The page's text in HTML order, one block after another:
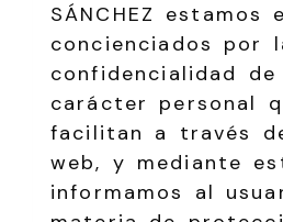
SÁNCHEZ estamos
concienciados por
confidencialidad
carácter personal
facilitan a través
web, y mediante
informamos al